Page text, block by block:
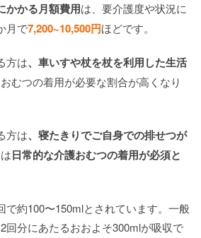
かかる月額費用は、要介護度や状況に
月で7,200~10,500円ほどです。
方は、車いすや杖を杖を利用した生活
おむつの着用が必要な割合が高くなり
方は、寝たきりでご自身での排せつが
日常的な介護おむつの着用が必須と
で約100〜150mlとされています。一般
回分にあたるおおよそ300mlが吸収で